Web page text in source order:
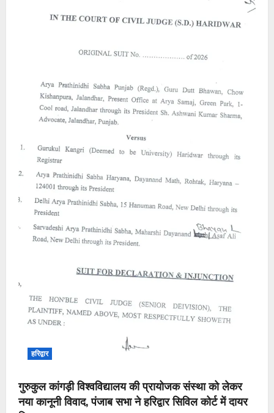
हरिद्वार
गुरुकुल कांगड़ी विश्वविद्यालय की प्रायोजक संस्था को लेकर
नया कानूनी विवाद, पंजाब सभा ने हरिद्वार सिविल कोर्ट में दायर